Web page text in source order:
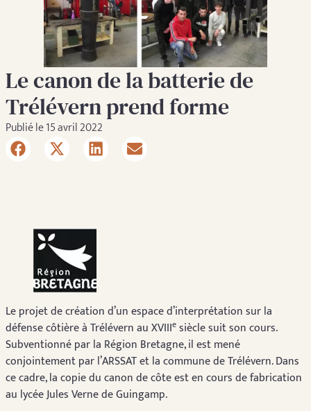
Le canon de la batterie de
Trélévern prend forme
Publié le 15 avril 2022
Le projet de création d’un espace d’interprétation sur la
défense côtière à Trélévern au XVIIIe siècle suit son cours.
Subventionné par la Région Bretagne, il est mené
conjointement par l’ARSSAT et la commune de Trélévern. Dans
ce cadre, la copie du canon de côte est en cours de fabrication
au lycée Jules Verne de Guingamp.